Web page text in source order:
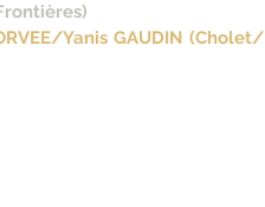
Yanis GAUDIN (Cholet/